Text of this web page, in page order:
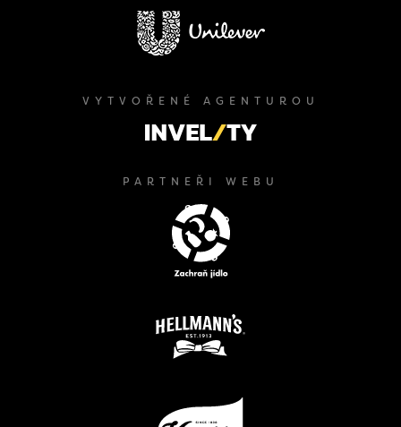
VYTVOŘENÉ AGENTUROU
PARTNEŘI WEBU